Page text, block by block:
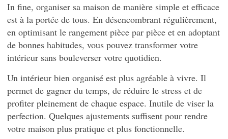
In fine, organiser sa maison de manière simple et efficace
est à la portée de tous. En désencombrant régulièrement,
en optimisant le rangement pièce par pièce et en adoptant
de bonnes habitudes, vous pouvez transformer votre
intérieur sans bouleverser votre quotidien.
Un intérieur bien organisé est plus agréable à vivre. Il
permet de gagner du temps, de réduire le stress et de
profiter pleinement de chaque espace. Inutile de viser la
perfection. Quelques ajustements suffisent pour rendre
votre maison plus pratique et plus fonctionnelle.